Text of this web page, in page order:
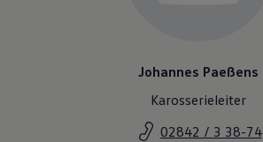
Johannes Paeßens
Karosserieleiter
02842 / 3 38-74